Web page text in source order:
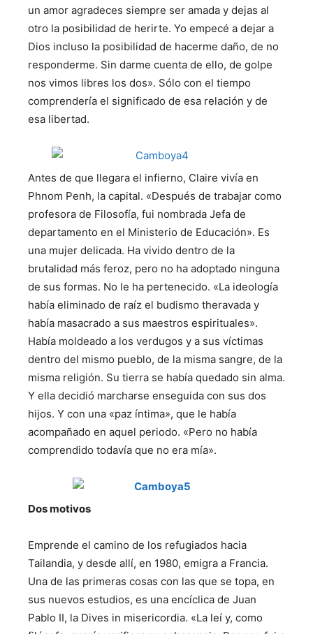
un amor agradeces siempre ser amada y dejas al
otro la posibilidad de herirte. Yo empecé a dejar a
Dios incluso la posibilidad de hacerme daño, de no
responderme. Sin darme cuenta de ello, de golpe
nos vimos libres los dos». Sólo con el tiempo
comprendería el significado de esa relación y de
esa libertad.
Antes de que llegara el infierno, Claire vivía en
Phnom Penh, la capital. «Después de trabajar como
profesora de Filosofía, fui nombrada Jefa de
departamento en el Ministerio de Educación». Es
una mujer delicada. Ha vivido dentro de la
brutalidad más feroz, pero no ha adoptado ninguna
de sus formas. No le ha pertenecido. «La ideología
había eliminado de raíz el budismo theravada y
había masacrado a sus maestros espirituales».
Había moldeado a los verdugos y a sus víctimas
dentro del mismo pueblo, de la misma sangre, de la
misma religión. Su tierra se había quedado sin alma.
Y ella decidió marcharse enseguida con sus dos
hijos. Y con una «paz íntima», que le había
acompañado en aquel periodo. «Pero no había
comprendido todavía que no era mía».
Dos motivos
Emprende el camino de los refugiados hacia
Tailandia, y desde allí, en 1980, emigra a Francia.
Una de las primeras cosas con las que se topa, en
sus nuevos estudios, es una encíclica de Juan
Pablo II, la Dives in misericordia. «La leí y, como